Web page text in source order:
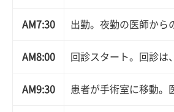
AM7:30 出勤。夜勤の医師から
AM8:00 回診スタート。回診は
AM9:30 患者が手術室に移動。